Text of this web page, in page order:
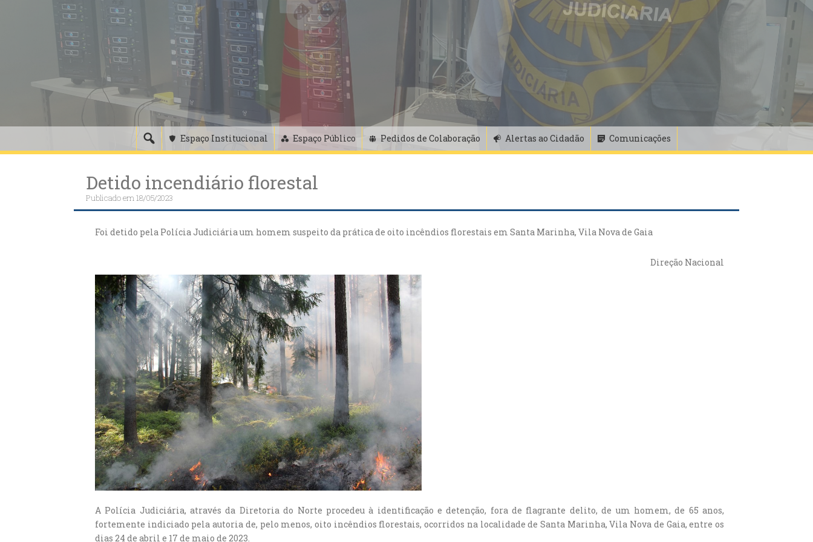
Espaço Institucional Espaço Público Pedidos de Colaboração Alertas ao Cidadão Comunicações
Detido incendiário florestal
Publicado em18/05/2023
Foi detido pela Polícia Judiciária um homem suspeito da prática de oito incêndios florestais em Santa Marinha, Vila Nova de Gaia
Direção Nacional
A Polícia Judiciária, através da Diretoria do Norte procedeu à identificação e detenção, fora de flagrante delito, de um homem, de 65 anos,
fortemente indiciado pela autoria de, pelo menos, oito incêndios florestais, ocorridos na localidade de Santa Marinha, Vila Nova de Gaia, entre os
dias 24 de abril e 17 de maio de 2023.